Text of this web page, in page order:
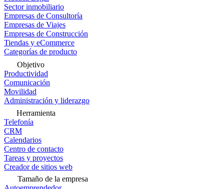
Sector inmobiliario
Empresas de Consultoría
Empresas de Viajes
Empresas de Construcción
Tiendas y eCommerce
Categorías de producto
Objetivo
Productividad
Comunicación
Movilidad
Administración y liderazgo
Herramienta
Telefonía
CRM
Calendarios
Centro de contacto
Tareas y proyectos
Creador de sitios web
Tamaño de la empresa